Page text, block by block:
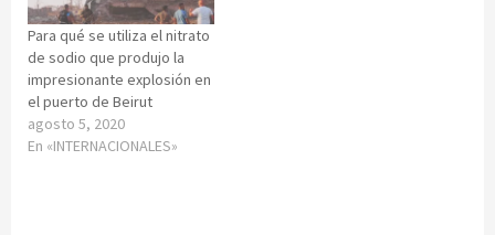
Para qué se utiliza el nitrato
de sodio que produjo la
impresionante explosión en
el puerto de Beirut
agosto 5, 2020
En «INTERNACIONALES»